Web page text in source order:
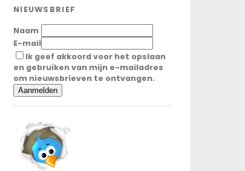
NIEUWSBRIEF
Naam
E-mail
Ik geef akkoord voor het opslaan
en gebruiken van mijn e-mailadres
om nieuwsbrieven te ontvangen.